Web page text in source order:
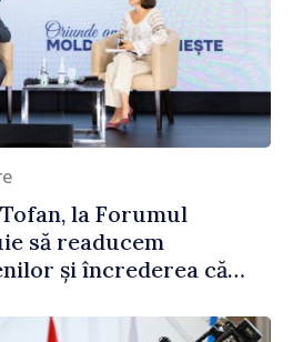
la Forumul
să readucem
și încrederea că